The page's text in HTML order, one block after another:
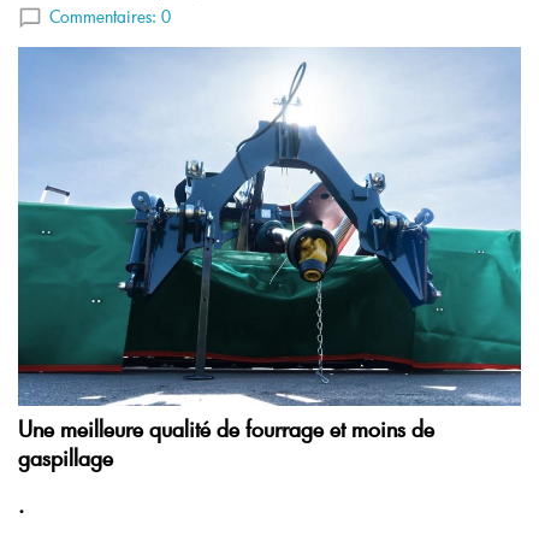
Commentaires: 0
Une meilleure qualité de fourrage et moins de
gaspillage
.